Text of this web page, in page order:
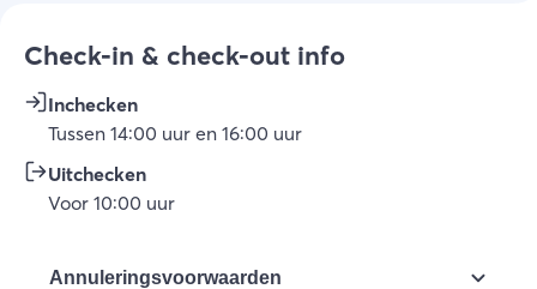
Check-in & check-out info
Inchecken
Tussen 14:00 uur en 16:00 uur
Uitchecken
Voor 10:00 uur
Annuleringsvoorwaarden